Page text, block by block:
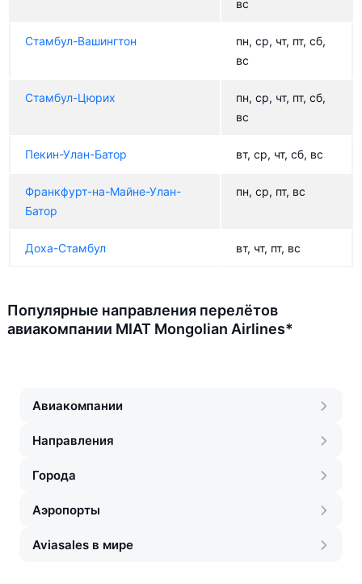
вс
Стамбул-Вашингтон
пн, ср, чт, пт, сб,
вс
Стамбул-Цюрих
пн, ср, чт, пт, сб,
вс
Пекин-Улан-Батор вт, ср, чт, сб, вс
Франкфурт-на-Майне-Улан-
Батор
пн, ср, пт, вс
Доха-Стамбул вт, чт, пт, вс
Популярные направления перелётов
авиакомпании MIAT Mongolian Airlines*
Авиакомпании
Направления
Города
Аэропорты
Aviasales в мире